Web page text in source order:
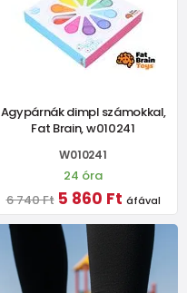
Agypárnák dimpl számokkal,
Fat Brain, w010241
W010241
24 óra
6 740 Ft 5 860 Ft áfával